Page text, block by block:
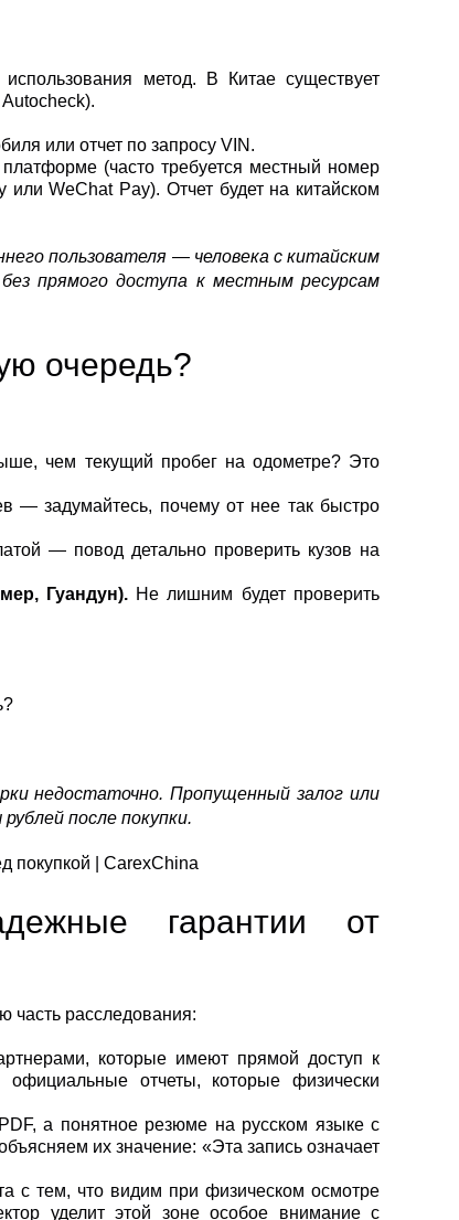
метод. В Китае существует
или отчет по запросу VIN.
платформе (часто требуется местный номер
WeChat Pay). Отчет будет на китайском
пользователя — человека с китайским
прямого доступа к местным ресурсам
очередь?
чем текущий пробег на одометре? Это
— задумайтесь, почему от нее так быстро
— повод детально проверить кузов на
Гуандун). Не лишним будет проверить
недостаточно. Пропущенный залог или
после покупки.
гарантии от
часть расследования:
которые имеют прямой доступ к
отчеты, которые физически
а понятное резюме на русском языке с
их значение: «Эта запись означает
с тем, что видим при физическом осмотре
уделит этой зоне особое внимание с